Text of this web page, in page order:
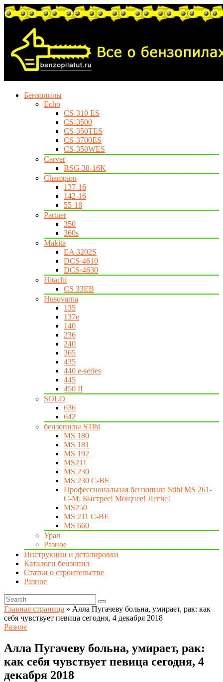
Бензопилы
Echo
CS-310 ES
CS-3500
CS-350TES
CS-3700ES
CS-350WES
Carver
RSG 38-16K
Champion
137-16
142-16
55-18
Partner
350
360s
Makita
EA 3202S
DCS-4610
DCS-4630
Hitachi
CS 33EB
Husqvarna
135
137e
140
236
240
365
435
440 e-series
445
450 II
SOLO
636
642
бензопилы STihl
MS 180
MS 181
MS 192
MS211
MS 230
MS 230 C-BE
Профессиональная бензопила Stihl MS 261-
C-M: Быстрее! Мощнее! Легче!
MS250
MS 211 C-BE
MS 660
Урал
Разное
Инструкции и деталировки
Каталоги бензопил
Статьи о строительстве
Разное
Главная страница » Алла Пугачеву больна, умирает, рак: как
себя чувствует певица сегодня, 4 декабря 2018
Разное
Алла Пугачеву больна, умирает, рак:
как себя чувствует певица сегодня, 4
декабря 2018